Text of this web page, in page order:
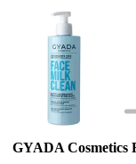
GYADA Cosmetics